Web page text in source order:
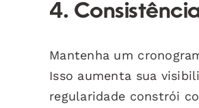
4.
Mantenha um
Isso aumenta sua
regularidade constrói